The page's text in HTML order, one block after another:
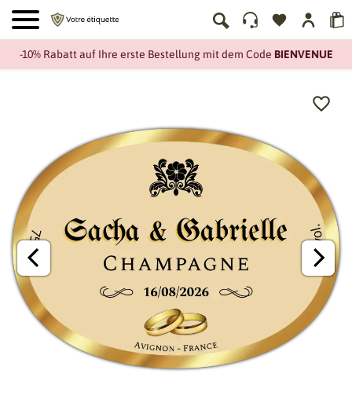
-10% Rabatt auf Ihre erste Bestellung mit dem Code BIENVENUE